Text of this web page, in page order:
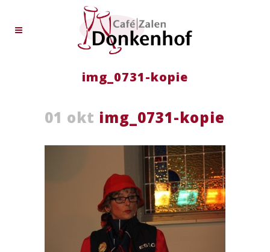
img_0731-kopie
01 okt img_0731-kopie